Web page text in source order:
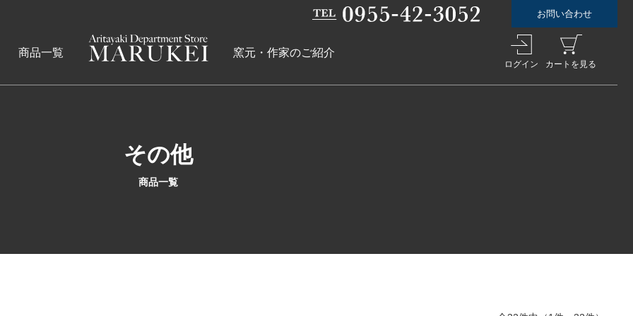
お問い合わせ
商品一覧 窯元・作家のご紹介
ログイン カートを見る
その他
商品一覧